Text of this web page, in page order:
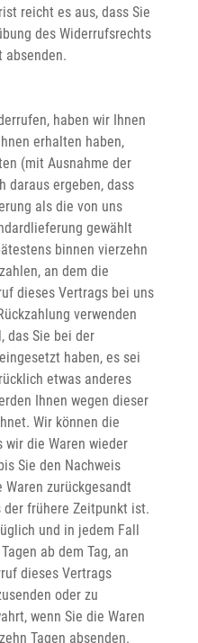
reicht es aus, dass Sie
des Widerrufsrechts
absenden.
haben wir Ihnen
erhalten haben,
(mit Ausnahme der
daraus ergeben, dass
als die von uns
gewählt
binnen vierzehn
an dem die
dieses Vertrags bei uns
verwenden
das Sie bei der
haben, es sei
etwas anderes
Ihnen wegen dieser
Wir können die
wir die Waren wieder
Sie den Nachweis
zurückgesandt
der frühere Zeitpunkt ist.
und in jedem Fall
ab dem Tag, an
dieses Vertrags
oder zu
wenn Sie die Waren
Tagen absenden.